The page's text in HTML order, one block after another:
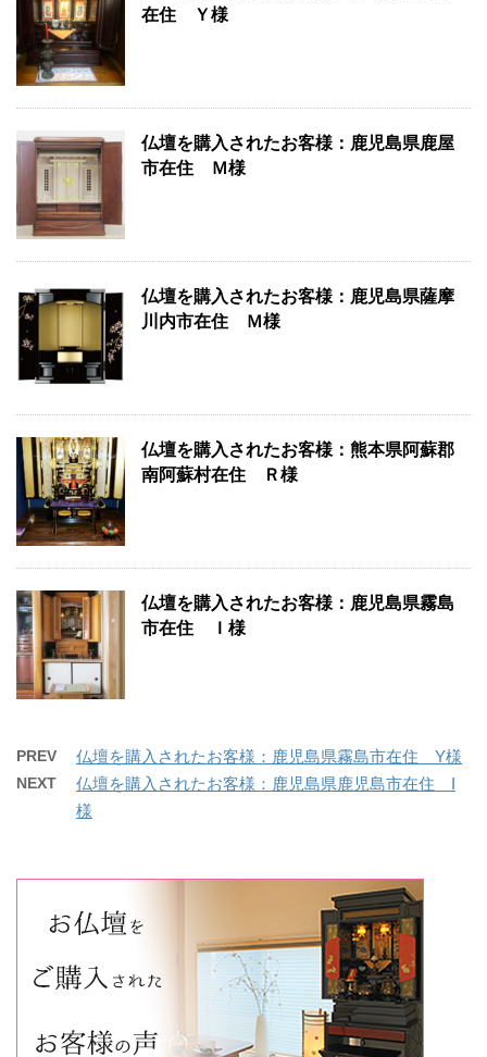
在住 Ｙ様
仏壇を購入されたお客様：鹿児島県鹿屋
市在住 Ｍ様
仏壇を購入されたお客様：鹿児島県薩摩
川内市在住 Ｍ様
仏壇を購入されたお客様：熊本県阿蘇郡
南阿蘇村在住 Ｒ様
仏壇を購入されたお客様：鹿児島県霧島
市在住 Ｉ様
PREV 仏壇を購入されたお客様：鹿児島県霧島市在住 Y様
NEXT
仏壇を購入されたお客様：鹿児島県鹿児島市在住 I
様